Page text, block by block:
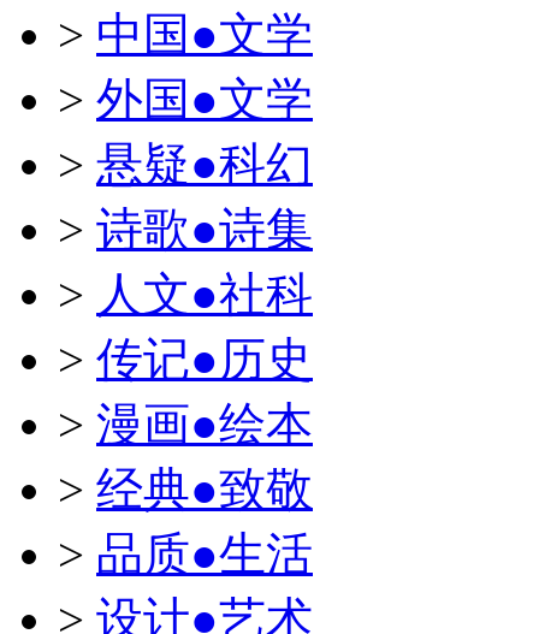
> 中国●文学
> 外国●文学
> 悬疑●科幻
> 诗歌●诗集
> 人文●社科
> 传记●历史
> 漫画●绘本
> 经典●致敬
> 品质●生活
> 设计●艺术